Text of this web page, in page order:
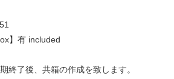
】有 included
終了後、共箱の作成を致します。